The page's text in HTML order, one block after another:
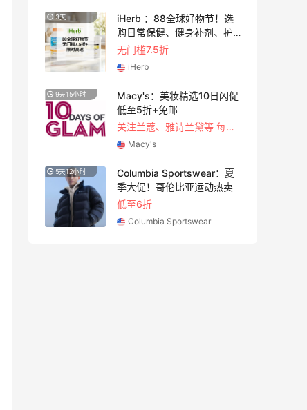
3天
iHerb ：88全球好物节！选
购日常保健、健身补剂、护
肤洗护等
无门槛7.5折
iHerb
9天15小时
Macy's：美妆精选10日闪促
低至5折+免邮
关注兰蔻、雅诗兰黛等 每日更新
Macy's
5天12小时
Columbia Sportswear：夏
季大促！哥伦比亚运动热卖
低至6折
Columbia Sportswear